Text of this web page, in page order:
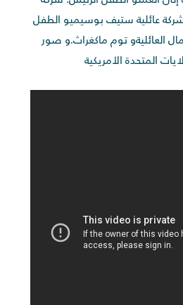
عائلية ستيف بوسيميو الطفل
العائليةو توم ماكغراث.و صور
المتحدة الأمريكية